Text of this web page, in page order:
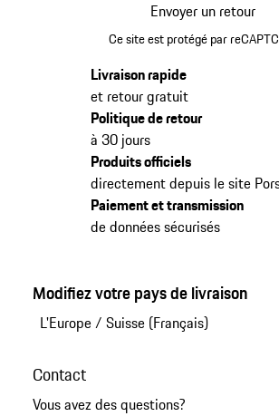
Envoyer un retour
Ce site est protégé par
Livraison rapide
et retour gratuit
Politique de retour
à 30 jours
Produits officiels
directement depuis le site
Paiement et transmission
de données sécurisés
Modifiez votre pays de livraison
L'Europe/ Suisse (Français)
Contact
Vous avez des questions?